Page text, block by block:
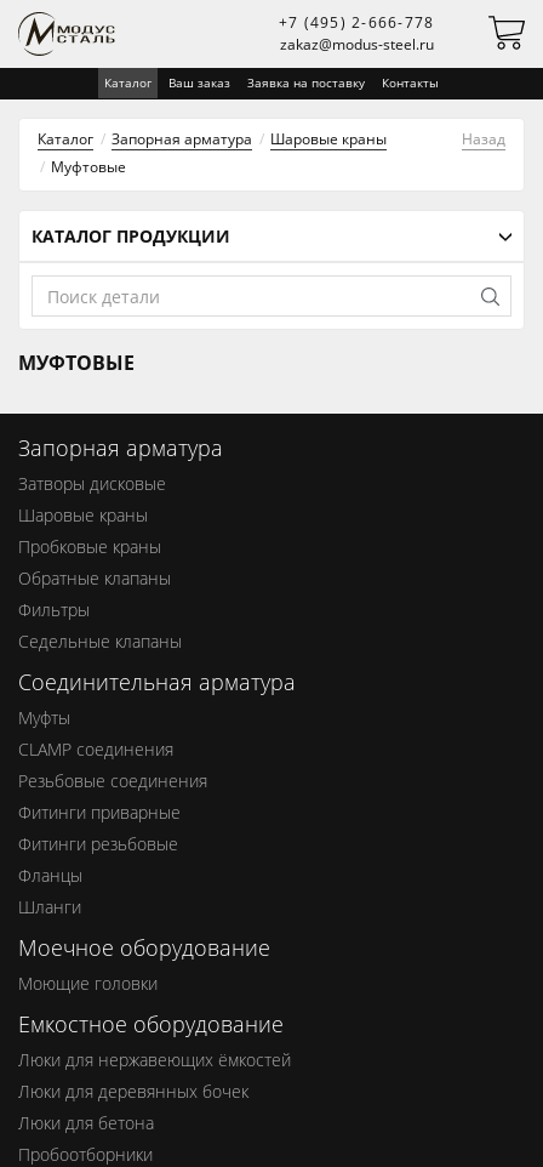
+7 (495) 2-666-778
zakaz@modus-steel.ru
Каталог Ваш заказ Заявка на поставку Контакты
Каталог Запорная арматура
Шаровые краны
Муфтовые
Назад
КАТАЛОГ ПРОДУКЦИИ
МУФТОВЫЕ
Запорная арматура
Затворы дисковые
Шаровые краны
Пробковые краны
Обратные клапаны
Фильтры
Седельные клапаны
Соединительная арматура
Муфты
CLAMP соединения
Резьбовые соединения
Фитинги приварные
Фитинги резьбовые
Фланцы
Шланги
Моечное оборудование
Моющие головки
Емкостное оборудование
Люки для нержавеющих ёмкостей
Люки для деревянных бочек
Люки для бетона
Пробоотборники